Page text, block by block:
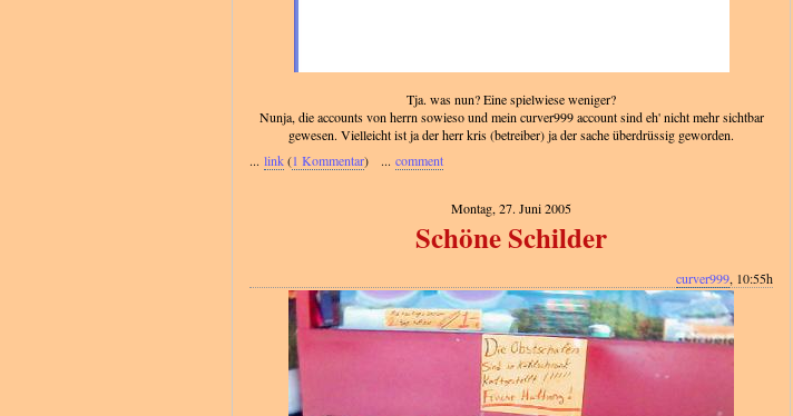
Tja. was nun? Eine spielwiese weniger?
Nunja, die accounts von herrn sowieso und mein curver999 account sind eh' nicht mehr sichtbar
gewesen. Vielleicht ist ja der herr kris (betreiber) ja der sache überdrüssig geworden.
... link(1 Kommentar) ... comment
Montag, 27. Juni 2005
Schöne Schilder
curver999, 10:55h